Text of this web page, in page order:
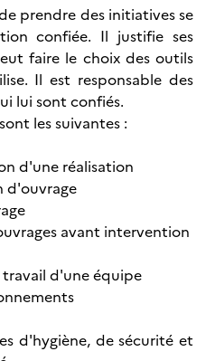
prendre des initiatives se
confiée. Il justifie ses
faire le choix des outils
Il est responsable des
lui sont confiés.
les suivantes :
d'une réalisation
d'ouvrage
avant intervention
travail d'une équipe
d'hygiène, de sécurité et